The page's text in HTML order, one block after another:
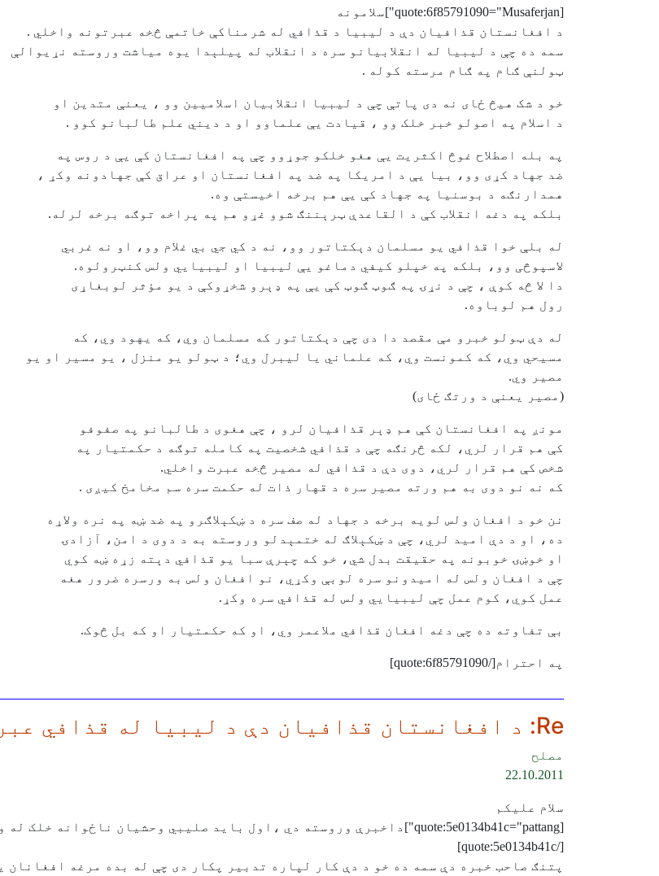
[quote:6f85791090="Musaferjan"]سلامونه
د افغانستان قذافيان دې د ليبيا د قذافي له شرمناکې خاتمې څخه عبرتونه واخلي .
سمه ده چې د ليبيا له انقلابيانو سره د انقلاب له پيلېدا يوه مياشت وروسته نړيوالې
ټولنې ګام په ګام مرسته کوله .
خو د شک هيڅ ځای نه دی پاتې چې د ليبيا انقلابيان اسلاميين وو ، يعنې متدين او
د اسلام په اصولو خبر خلک وو ، قيادت يې علماوو او د ديني علم طالبانو کوو .
په بله اصطلاح غوڅ اکثريت يې هغو خلکو جوړوو چې په افغانستان کې يې د روس په
ضد جهاد کړی وو، بيا يې د امريکا په ضد په افغانستان او عراق کې جهادونه وکړ ،
همدارنګه د بوسنيا په جهاد کې يې هم برخه اخيستې وه.
بلکه په دغه انقلاب کې د القاعدې ټرېننګ شوو غړو هم په پراخه توګه برخه لرله.
له بلې خوا قذافي يو مسلمان دېکتاتور وو، نه د کي جي بي غلام وو، او نه غربي
لاسپوڅی وو، بلکه په خپلو کيفي دماغو يې ليبيا او ليبيايي ولس کنټرولوه.
دا لا څه کوې ، چې د نړۍ په ګوټ ګوټ کې يې په ډېرو شخړوکې د يو مؤثر لوبغاړی
رول هم لوباوه.
له دې ټولو خبرو مې مقصد دا دی چې دېکتاتور که مسلمان وي، که یهود وي، که
مسيحي وي، که کمونست وي، که علماني يا ليبرل وي؛ د ټولو يو منزل ، يو مسير او يو
مصير وي.
(مصير يعنې د ورتګ ځای)
مونږ په افغانستان کې هم ډېر قذافيان لرو ، چې هغوی د طالبانو په صفوفو
کې هم قرار لري، لکه څرنګه چې د قذافي شخصيت په کامله توګه د حکمتيار په
شخص کې هم قرار لري، دوی دې د قذافي له مصير څخه عبرت واخلي.
که نه نو دوی به هم ورته مصير سره د قهار ذات له حکمت سره سم مخامخ کيږی .
نن خو د افغان ولس لويه برخه د جهاد له صف سره د ښکېلاګرو په ضد ښه په نره ولاړه
ده، او د دې اميد لري، چې د ښکېلاګ له ختمېدلو وروسته به د دوی د امن، آزادۍ
او خوښۍ خوبونه په حقيقت بدل شي، خو که چېرې سبا يو قذافي دېته زړه ښه کوي
چې د افغان ولس له اميدونو سره لوبې وکړي، نو افغان ولس به ورسره ضرور هغه
عمل کوي، کوم عمل چې ليبيايي ولس له قذافي سره وکړ.
بې تفاوته ده چې دغه افغان قذافي ملاعمر وي، او که حکمتيار او که بل څوک.
په احترام[/quote:6f85791090]
Re: د افغانستان قذافيان دې د ليبيا له قذافي عبرت واخلي
مصلح
22.10.2011
سلام علیکم
[quote:5e0134b41c="pattang"]داخبرې وروسته دي ،اول بايد صليبي وحشيان ناځوانه خلک له وطنه وشړي ٠
[/quote:5e0134b41c]
پتنګ صاحب خبره دې سمه ده خو د دې کار لپاره تدبیر پکار دی چې له بده مرغه افغانان